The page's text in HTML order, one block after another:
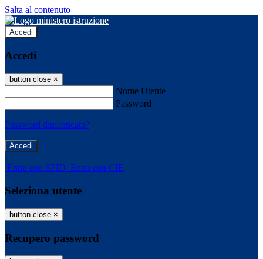
Salta al contenuto
Accedi
Accedi
button close ×
Nome Utente
Password
Password dimenticata?
-
Entra con SPID Entra con CIE
Seleziona utente
button close ×
Recupero password